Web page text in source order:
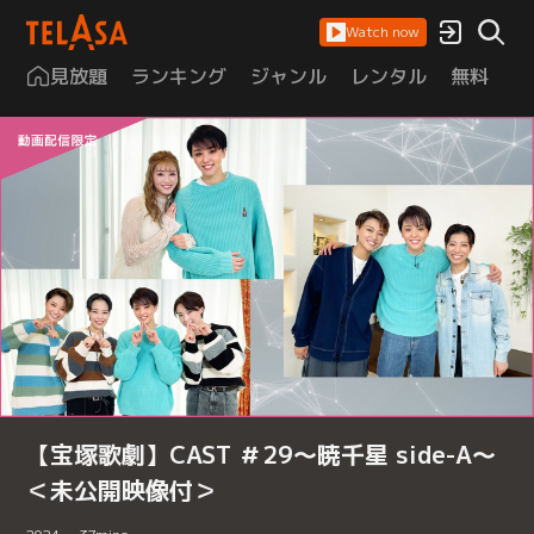
Watch now
見放題 ランキング ジャンル レンタル 無料
【宝塚歌劇】CAST ＃29～暁千星 side-A～
＜未公開映像付＞